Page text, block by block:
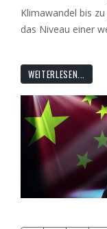
Klimawandel bis
das Niveau einer
WEITERLESEN...